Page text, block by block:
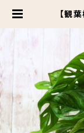
【観